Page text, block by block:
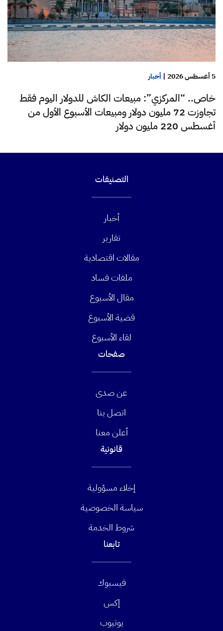
5 أغسطس 2026 | أخبار
خاص.. “المركزي”: مبيعات الكاش للدولار اليوم فقط
تجاوزت 72 مليون دولار ومبيعات الأسبوع الأول من
أغسطس 220 مليون دولار
التصنيفات
أخبار
تقارير
مقالات اقتصادية
ملفات فساد
مقال الأسبوع
قضية الأسبوع
لقاء الأسبوع
صفحات
عن صدى
اتصل بنا
أعلن معنا
قانونية
إخلاء مسؤولية
سياسة الخصوصية
شروط الخدمة
تابعنا
فيسبوك
إكس
يوتيوب